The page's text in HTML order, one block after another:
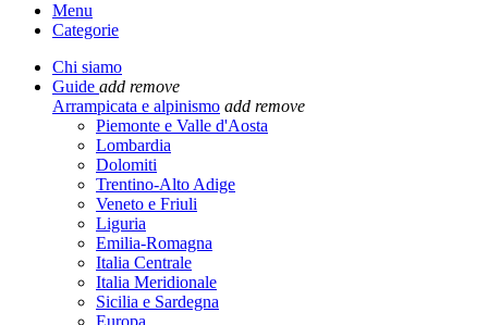
Menu
Categorie
Chi siamo
Guide add remove
Arrampicata e alpinismo add remove
Piemonte e Valle d'Aosta
Lombardia
Dolomiti
Trentino-Alto Adige
Veneto e Friuli
Liguria
Emilia-Romagna
Italia Centrale
Italia Meridionale
Sicilia e Sardegna